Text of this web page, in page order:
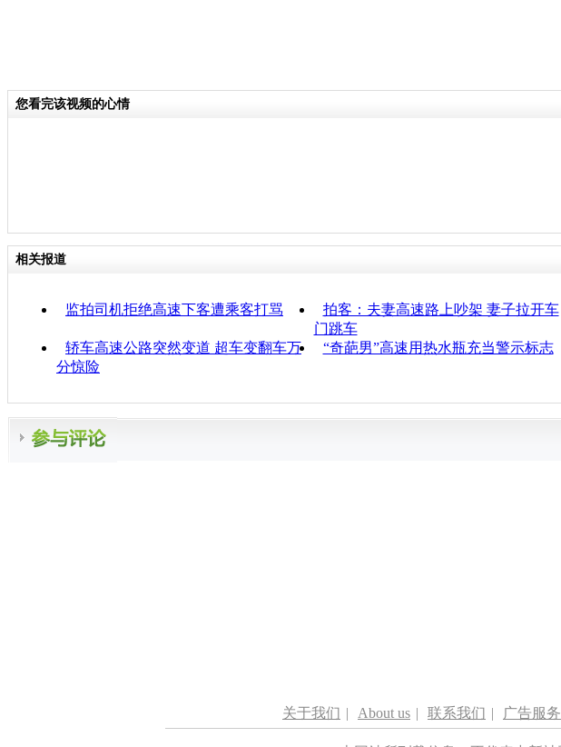
您看完该视频的心情
相关报道
监拍司机拒绝高速下客遭乘客打骂
拍客：夫妻高速路上吵架 妻子拉开车
门跳车
轿车高速公路突然变道 超车变翻车万
分惊险
“奇葩男”高速用热水瓶充当警示标志
关于我们 | About us | 联系我们 | 广告服务